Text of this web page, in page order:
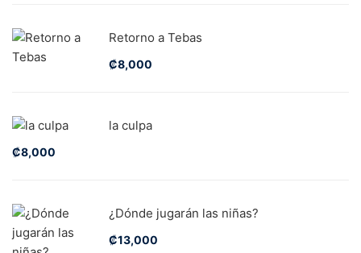
Retorno a Tebas
₡8,000
la culpa
₡8,000
¿Dónde jugarán las niñas?
₡13,000